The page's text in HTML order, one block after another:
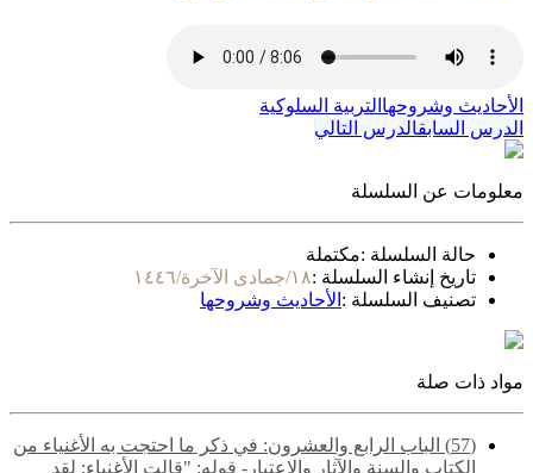
الأحاديث وشروحها التربية السلوكية
الدرس السابقالدرس التالي
معلومات عن السلسلة
حالة السلسلة :مكتملة
تاريخ إنشاء السلسلة :١٨/جمادى الآخرة/١٤٤٦
تصنيف السلسلة : الأحاديث وشروحها
مواد ذات صلة
(57) الباب الرابع والعشرون: في ذكر ما احتجت به الأغنياء من
الكتاب والسنة والآثار والاعتبار- قوله: "قالت الأغنياء: لقد